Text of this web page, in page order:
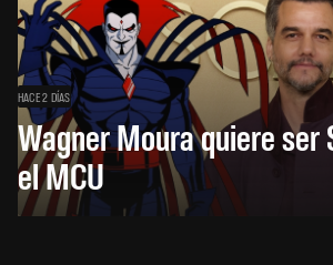
HACE 2 DÍAS
Wagner Moura quiere ser
el MCU